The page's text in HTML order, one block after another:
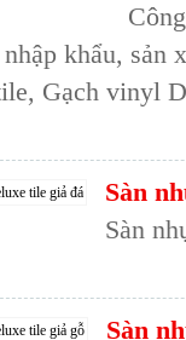
khẩu, sản
Gạch vinyl
Sàn
Sàn
Sàn